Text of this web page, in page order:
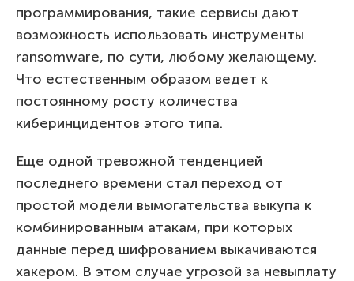
программирования, такие сервисы дают
возможность использовать инструменты
ransomware, по сути, любому желающему.
Что естественным образом ведет к
постоянному росту количества
киберинцидентов этого типа.
Еще одной тревожной тенденцией
последнего времени стал переход от
простой модели вымогательства выкупа к
комбинированным атакам, при которых
данные перед шифрованием выкачиваются
хакером. В этом случае угрозой за невыплату